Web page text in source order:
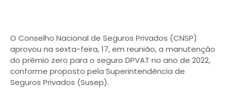
O Conselho Nacional de Seguros Privados (CNSP)
aprovou na sexta-feira, 17, em reunião, a manutenção
do prêmio zero para o seguro DPVAT no ano de 2022,
conforme proposto pela Superintendência de
Seguros Privados (Susep).